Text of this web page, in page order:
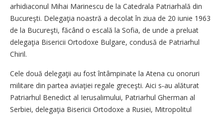
arhidiaconul Mihai Marinescu de la Catedrala Patri­ar­hală din
Bucureşti. Delegaţia noastră a decolat în ziua de 20 iunie 1963
de la Bucureşti, făcând o escală la Sofia, de unde a preluat
delegaţia Bisericii Ortodoxe Bulgare, con­dusă de Patriarhul
Chiril.
Cele două delegaţii au fost întâmpinate la Atena cu onoruri
militare din partea aviaţiei regale greceşti. Aici s‑au alăturat
Patriar­hul Benedict al Ierusalimului, Patriarhul Gherman al
Serbiei, delegaţia Bisericii Ortodoxe a Rusiei, Mitropolitul